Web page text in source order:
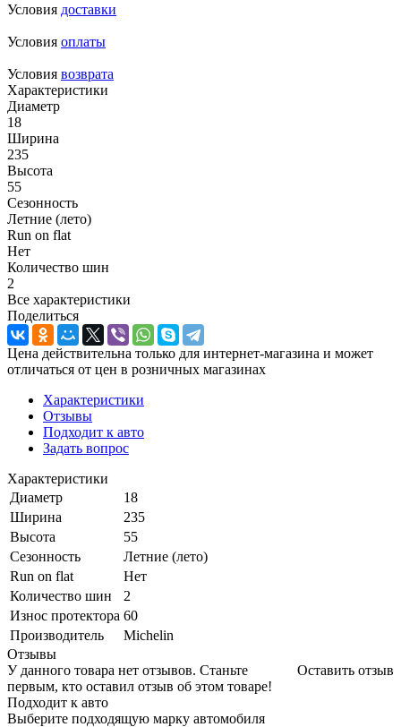
Условия доставки
Условия оплаты
Условия возврата
Характеристики
Диаметр
18
Ширина
235
Высота
55
Сезонность
Летние (лето)
Run on flat
Нет
Количество шин
2
Все характеристики
Поделиться
Цена действительна только для интернет-магазина и может
отличаться от цен в розничных магазинах
Характеристики
Отзывы
Подходит к авто
Задать вопрос
Характеристики
Диаметр
18
Ширина
235
Высота
55
Сезонность
Летние (лето)
Run on flat
Нет
Количество шин
2
Износ протектора 60
Производитель
Michelin
Отзывы
Оставить отзыв
У данного товара нет отзывов. Станьте
первым, кто оставил отзыв об этом товаре!
Подходит к авто
Выберите подходящую марку автомобиля